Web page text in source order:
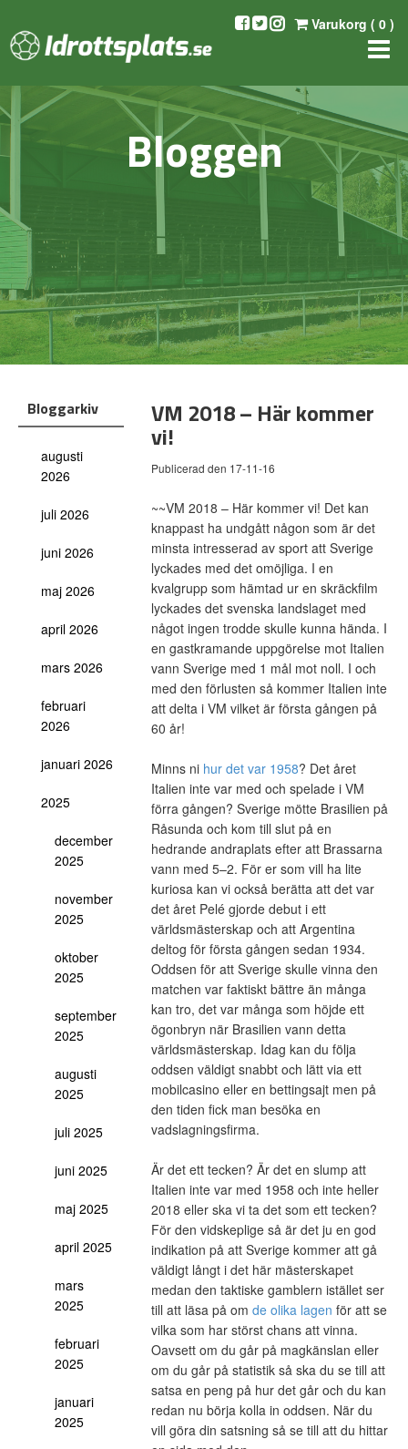
Varukorg ( 0 )
Bloggen
Bloggarkiv
augusti
2026
juli 2026
juni 2026
maj 2026
april 2026
mars 2026
februari
2026
januari 2026
2025
december
2025
november
2025
oktober
2025
september
2025
augusti
2025
juli 2025
juni 2025
maj 2025
april 2025
mars
2025
februari
2025
januari
2025
VM 2018 – Här kommer
vi!
Publicerad den 17-11-16
~~VM 2018 – Här kommer vi! Det kan
knappast ha undgått någon som är det
minsta intresserad av sport att Sverige
lyckades med det omöjliga. I en
kvalgrupp som hämtad ur en skräckfilm
lyckades det svenska landslaget med
något ingen trodde skulle kunna hända. I
en gastkramande uppgörelse mot Italien
vann Sverige med 1 mål mot noll. I och
med den förlusten så kommer Italien inte
att delta i VM vilket är första gången på
60 år!
Minns ni hur det var 1958? Det året
Italien inte var med och spelade i VM
förra gången? Sverige mötte Brasilien på
Råsunda och kom till slut på en
hedrande andraplats efter att Brassarna
vann med 5–2. För er som vill ha lite
kuriosa kan vi också berätta att det var
det året Pelé gjorde debut i ett
världsmästerskap och att Argentina
deltog för första gången sedan 1934.
Oddsen för att Sverige skulle vinna den
matchen var faktiskt bättre än många
kan tro, det var många som höjde ett
ögonbryn när Brasilien vann detta
världsmästerskap. Idag kan du följa
oddsen väldigt snabbt och lätt via ett
mobilcasino eller en bettingsajt men på
den tiden fick man besöka en
vadslagningsfirma.
Är det ett tecken? Är det en slump att
Italien inte var med 1958 och inte heller
2018 eller ska vi ta det som ett tecken?
För den vidskeplige så är det ju en god
indikation på att Sverige kommer att gå
väldigt långt i det här mästerskapet
medan den taktiske gamblern istället ser
till att läsa på om de olika lagen för att se
vilka som har störst chans att vinna.
Oavsett om du går på magkänslan eller
om du går på statistik så ska du se till att
satsa en peng på hur det går och du kan
redan nu börja kolla in oddsen. När du
vill göra din satsning så se till att du hittar